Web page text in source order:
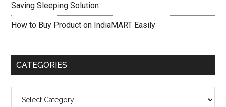
Saving Sleeping Solution
How to Buy Product on IndiaMART Easily
CATEGORIES